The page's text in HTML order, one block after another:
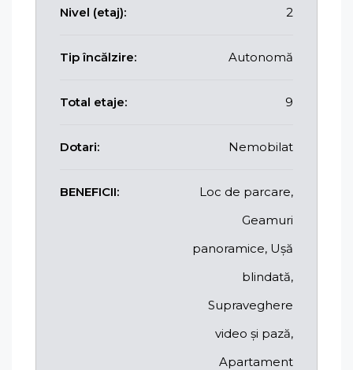
Nivel (etaj): 2
Tip încălzire: Autonomă
Total etaje: 9
Dotari: Nemobilat
BENEFICII:
Loc de parcare,
Geamuri
panoramice, Ușă
blindată,
Supraveghere
video și pază,
Apartament